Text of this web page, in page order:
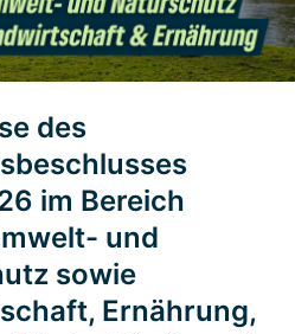
des
im Bereich
und
sowie
Ernährung,